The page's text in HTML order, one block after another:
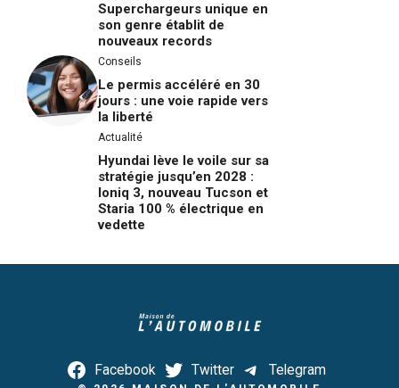
Superchargeurs unique en
son genre établit de
nouveaux records
Conseils
Le permis accéléré en 30
jours : une voie rapide vers
la liberté
Actualité
Hyundai lève le voile sur sa
stratégie jusqu’en 2028 :
Ioniq 3, nouveau Tucson et
Staria 100 % électrique en
vedette
Facebook Twitter Telegram